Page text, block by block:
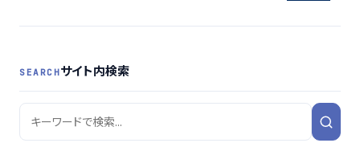
SEARCHサイト内検索